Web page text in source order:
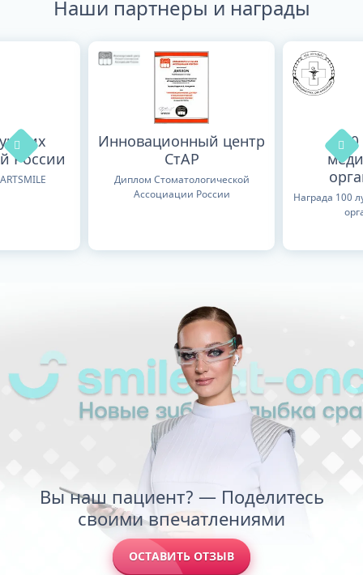
Наши партнеры и награды
России
Инновационный центр
СтАР
Диплом Стоматологической
Ассоциации России
Награда 100
Вы наш пациент? — Поделитесь
своими впечатлениями
ОСТАВИТЬ ОТЗЫВ